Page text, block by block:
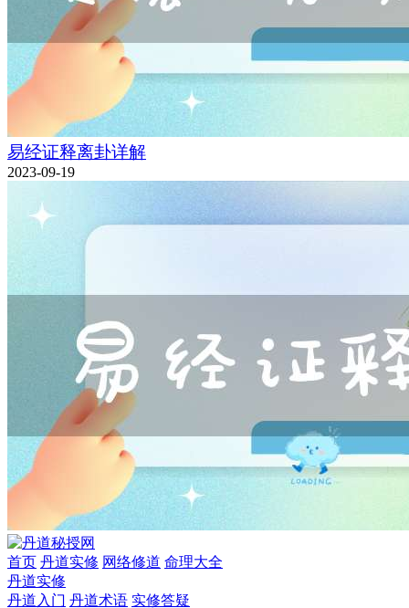
易经证释离卦详解
2023-09-19
首页 丹道实修 网络修道 命理大全
丹道实修
丹道入门 丹道术语 实修答疑